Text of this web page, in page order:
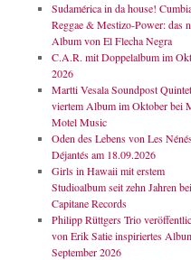
Sudamérica in da house!
Reggae & Mestizo-Power: das
Album von El Flecha Negra
C.A.R. mit Doppelalbum im
2026
Martti Vesala Soundpost
viertem Album im Oktober bei
Motel Music
Oden des Lebens von Les
Déjantés am 18.09.2026
Girls in Hawaii mit erstem
Studioalbum seit zehn Jahren bei
Capitane Records
Philipp Rüttgers Trio
von Erik Satie inspiriertes
September 2026